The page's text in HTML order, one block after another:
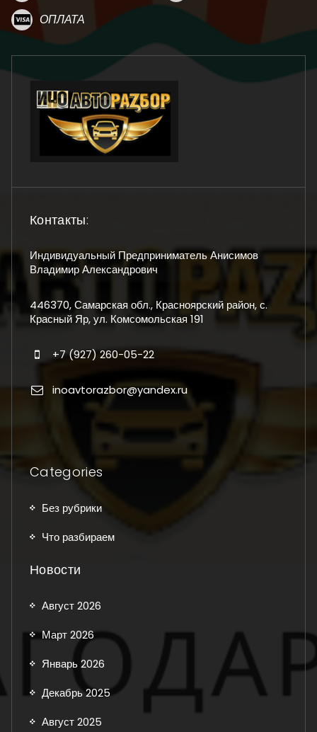
ОПЛАТА
Контакты:
Индивидуальный Предприниматель Анисимов
Владимир Александрович
446370, Самарская обл., Красноярский район, с.
Красный Яр, ул. Комсомольская 191
+7 (927) 260-05-22
inoavtorazbor@yandex.ru
Categories
Без рубрики
Что разбираем
Новости
Август 2026
Март 2026
Январь 2026
Декабрь 2025
Август 2025